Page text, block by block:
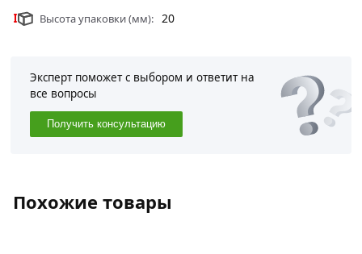
Высота упаковки (мм): 20
Эксперт поможет с выбором и ответит на
все вопросы
Получить консультацию
Похожие товары